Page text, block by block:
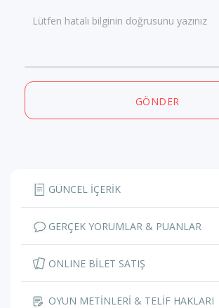
Lütfen hatalı bilginin doğrusunu yazınız
GÖNDER
GÜNCEL İÇERİK
GERÇEK YORUMLAR & PUANLAR
ONLINE BİLET SATIŞ
OYUN METİNLERİ & TELİF HAKLARI